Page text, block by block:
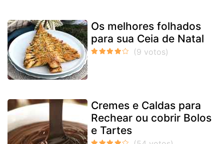
Os melhores folhados
para sua Ceia de Natal
Cremes e Caldas para
Rechear ou cobrir Bolos
e Tartes